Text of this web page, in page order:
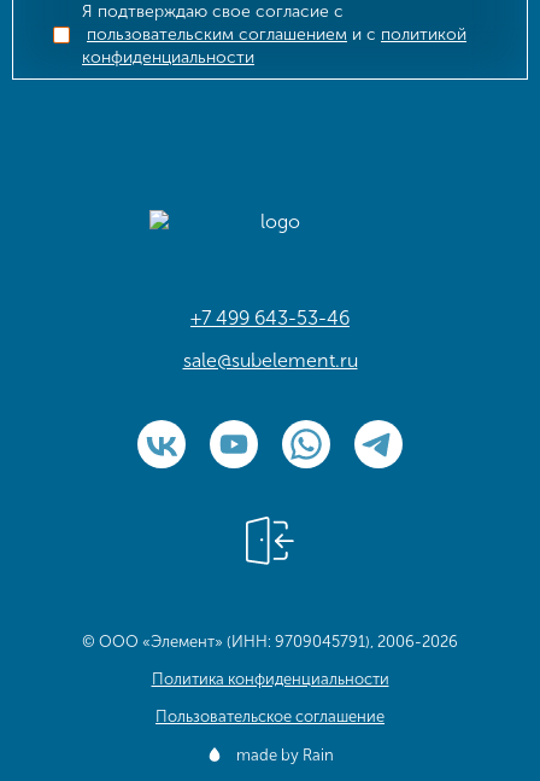
Я подтверждаю свое согласие с
пользовательским соглашением и с политикой
конфиденциальности
+7 499 643-53-46
sale@subelement.ru
© ООО «Элемент» (ИНН: 9709045791), 2006-2026
Политика конфиденциальности
Пользовательское соглашение
made by Rain